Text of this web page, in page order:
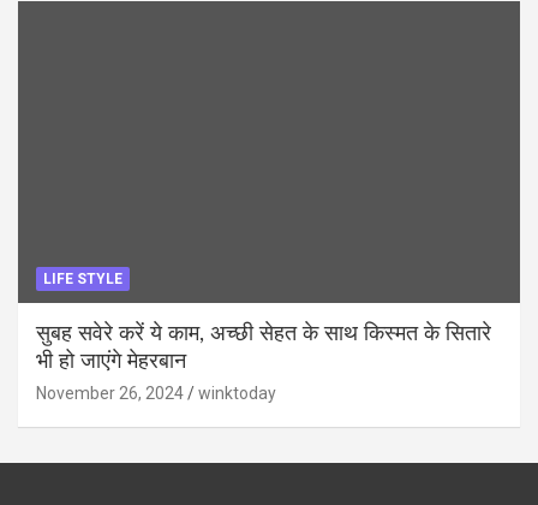
LIFE STYLE
सुबह सवेरे करें ये काम, अच्छी सेहत के साथ किस्मत के सितारे
भी हो जाएंगे मेहरबान
November 26, 2024 winktoday